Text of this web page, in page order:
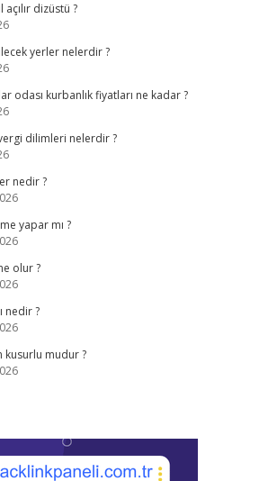
açılır dizüstü ?
yerler nelerdir ?
odası kurbanlık fiyatları ne kadar ?
dilimleri nelerdir ?
nedir ?
yapar mı ?
olur ?
nedir ?
kusurlu mudur ?